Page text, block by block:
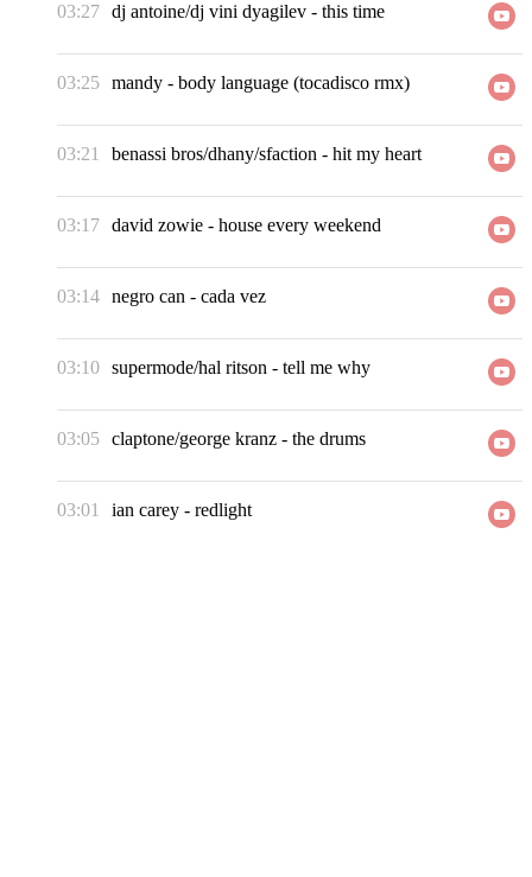
03:27 dj antoine/dj vini dyagilev - this time
03:25 mandy - body language (tocadisco rmx)
03:21 benassi bros/dhany/sfaction - hit my heart
03:17 david zowie - house every weekend
03:14 negro can - cada vez
03:10 supermode/hal ritson - tell me why
03:05 claptone/george kranz - the drums
03:01 ian carey - redlight